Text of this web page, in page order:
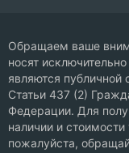
Обращаем ваше
носят
являются
Статьи 437 (2)
Федерации. Для
наличии и
пожалуйста,